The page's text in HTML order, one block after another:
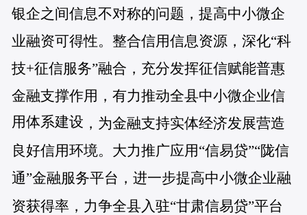
银企之间信息不对称的问题，提高中小微企
业融资可得性。整合信用信息资源，深化“科
技+征信服务”融合，充分发挥征信赋能普惠
金融支撑作用，有力推动全县中小微企业信
用体系建设 ，为金融支持实体经济发展营造
良好信用环境。大力推广应用“信易贷”“陇信
通”金融服务平台，进一步提高中小微企业融
资获得率，力争全县入驻“甘肃信易贷”平台